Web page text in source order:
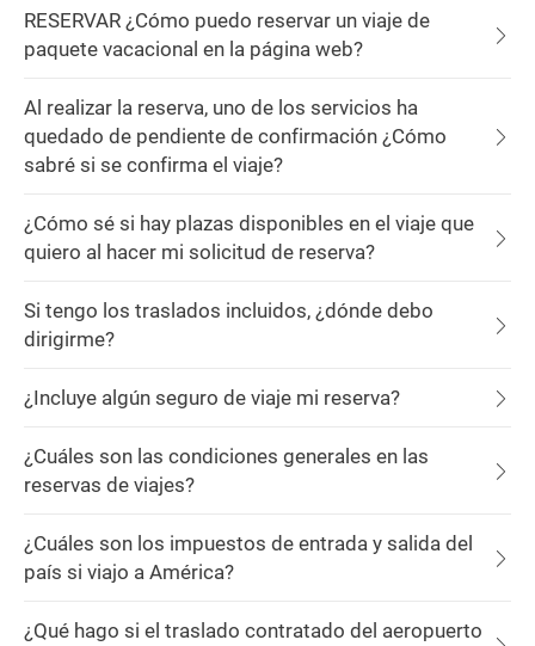
RESERVAR ¿Cómo puedo reservar un viaje de
paquete vacacional en la página web?
Al realizar la reserva, uno de los servicios ha
quedado de pendiente de confirmación ¿Cómo
sabré si se confirma el viaje?
¿Cómo sé si hay plazas disponibles en el viaje que
quiero al hacer mi solicitud de reserva?
Si tengo los traslados incluidos, ¿dónde debo
dirigirme?
¿Incluye algún seguro de viaje mi reserva?
¿Cuáles son las condiciones generales en las
reservas de viajes?
¿Cuáles son los impuestos de entrada y salida del
país si viajo a América?
¿Qué hago si el traslado contratado del aeropuerto